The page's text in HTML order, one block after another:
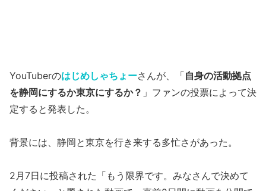
YouTuberのはじめしゃちょーさんが、「自身の活動拠点
を静岡にするか東京にするか？ 」ファンの投票によって決
定すると発表した。
背景には、静岡と東京を行き来する多忙さがあった。
2月7日に投稿された「もう限界です。みなさんで決めて